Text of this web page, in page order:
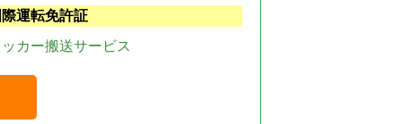
運転免許証
カー搬送サービス